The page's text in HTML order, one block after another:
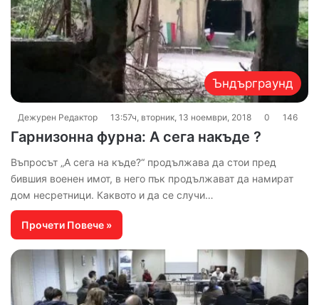
Ъндърграунд
Дежурен Редактор 13:57ч, вторник, 13 ноември, 2018 0 146
Гарнизонна фурна: А сега накъде ?
Въпросът „А сега на къде?“ продължава да стои пред
бившия военен имот, в него пък продължават да намират
дом несретници. Каквото и да се случи…
Прочети Повече »